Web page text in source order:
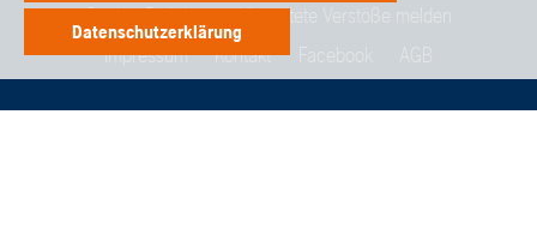
Cookie-Richtlinie
Vermutete Verstöße melden
Impressum
Kontakt
Datenschutzerklärung